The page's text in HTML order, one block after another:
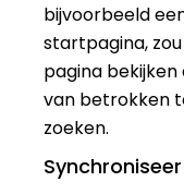
bijvoorbeeld
startpagina,
pagina
van betrokken
zoeken.